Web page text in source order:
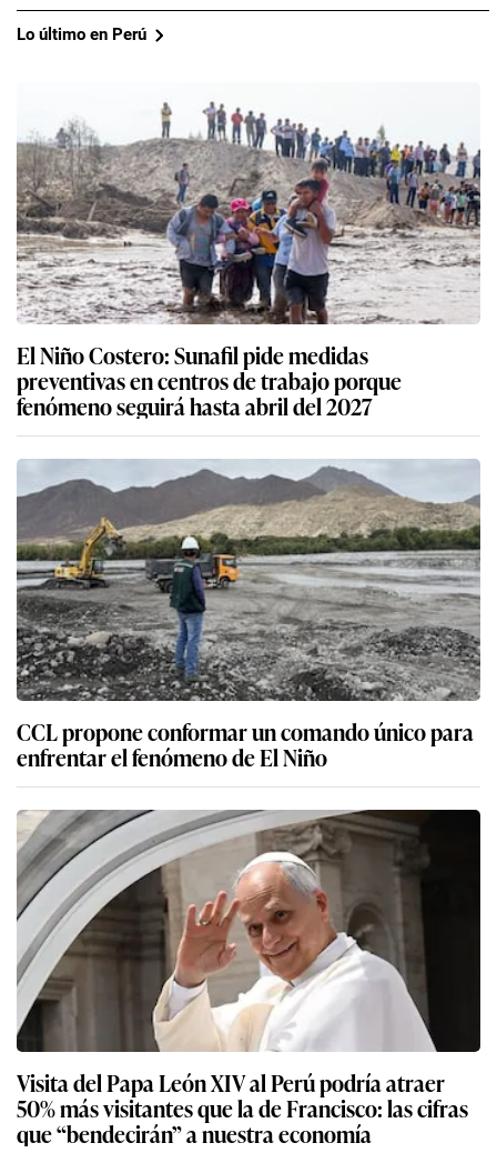
Lo último en Perú
El Niño Costero: Sunafil pide medidas
preventivas en centros de trabajo porque
fenómeno seguirá hasta abril del 2027
CCL propone conformar un comando único para
enfrentar el fenómeno de El Niño
Visita del Papa León XIV al Perú podría atraer
50% más visitantes que la de Francisco: las cifras
que “bendecirán” a nuestra economía